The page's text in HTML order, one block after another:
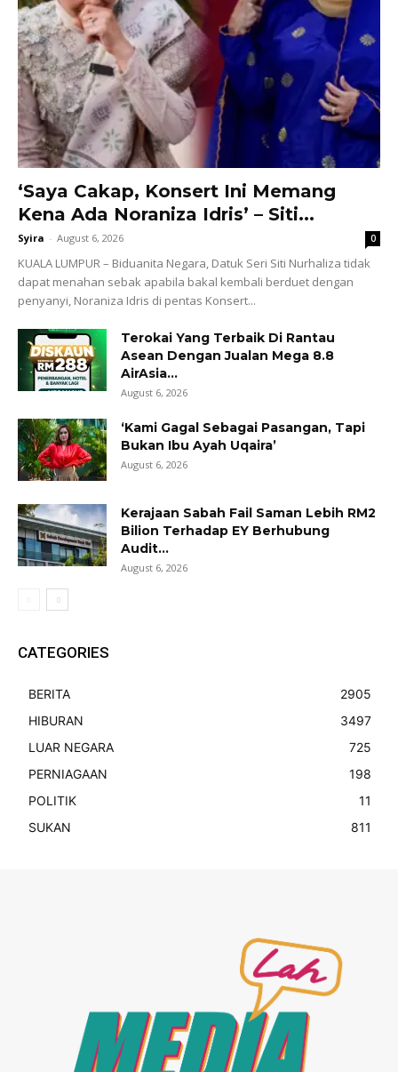
‘Saya Cakap, Konsert Ini Memang
Kena Ada Noraniza Idris’ – Siti...
Syira - August 6, 2026 0
KUALA LUMPUR – Biduanita Negara, Datuk Seri Siti Nurhaliza tidak
dapat menahan sebak apabila bakal kembali berduet dengan
penyanyi, Noraniza Idris di pentas Konsert...
Terokai Yang Terbaik Di Rantau
Asean Dengan Jualan Mega 8.8
AirAsia...
August 6, 2026
‘Kami Gagal Sebagai Pasangan, Tapi
Bukan Ibu Ayah Uqaira’
August 6, 2026
Kerajaan Sabah Fail Saman Lebih RM2
Bilion Terhadap EY Berhubung
Audit...
August 6, 2026
CATEGORIES
BERITA
2905
HIBURAN
3497
LUAR NEGARA
725
PERNIAGAAN
198
POLITIK
11
SUKAN
811